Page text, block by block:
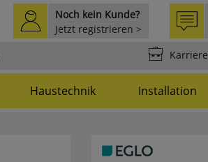
Noch kein Kunde?
Jetzt registrieren >
Karriere
Haustechnik Installation